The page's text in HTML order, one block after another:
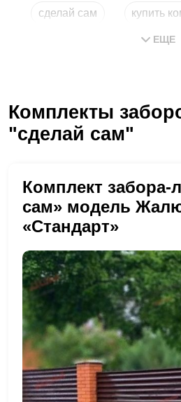
сделай сам купить
ЕЩЕ
Комплекты
"сделай сам"
Комплект забора-
сам» модель
«Стандарт»